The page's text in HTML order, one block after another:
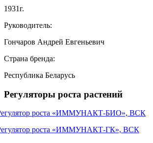
1931г.
Руководитель:
Гончаров Андрей Евгеньевич
Страна бренда:
Республика Беларусь
Регуляторы роста растений
роста «ИММУНАКТ-БИО», ВСК
роста «ИММУНАКТ-ГК», ВСК